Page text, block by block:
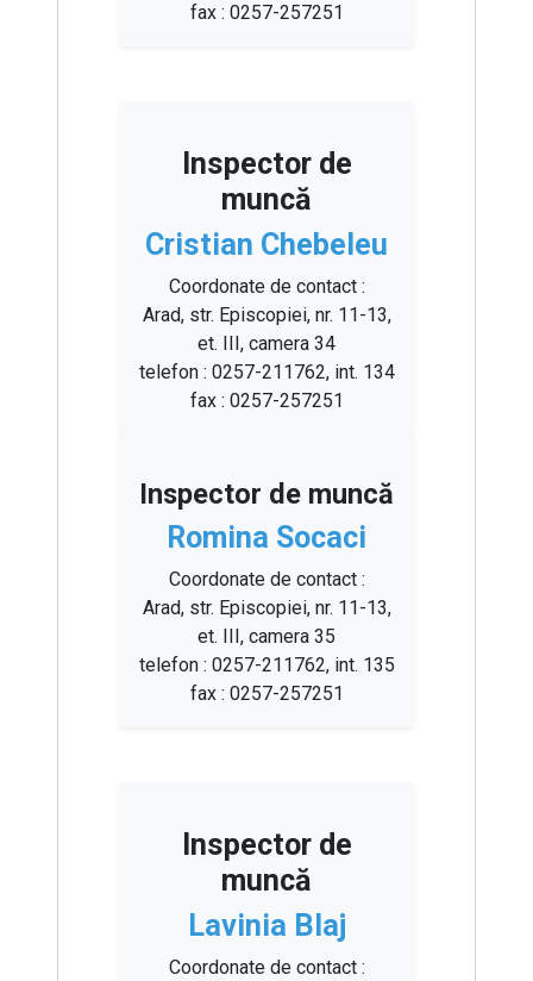
fax : 0257-257251
Inspector de
muncă
Cristian Chebeleu
Coordonate de contact :
Arad, str. Episcopiei, nr. 11-13,
et. III, camera 34
telefon : 0257-211762, int. 134
fax : 0257-257251
Inspector de muncă
Romina Socaci
Coordonate de contact :
Arad, str. Episcopiei, nr. 11-13,
et. III, camera 35
telefon : 0257-211762, int. 135
fax : 0257-257251
Inspector de
muncă
Lavinia Blaj
Coordonate de contact :